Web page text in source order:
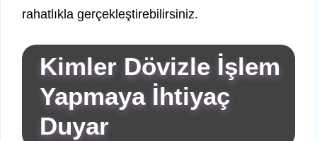
rahatlıkla gerçekleştirebilirsiniz.
Kimler Dövizle İşlem
Yapmaya İhtiyaç
Duyar